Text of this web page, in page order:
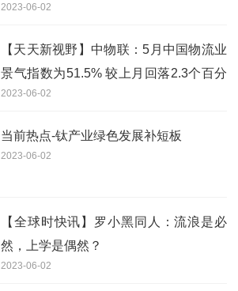
2023-06-02
【天天新视野】中物联：5月中国物流业
景气指数为51.5% 较上月回落2.3个百分
点
2023-06-02
当前热点-钛产业绿色发展补短板
2023-06-02
【全球时快讯】罗小黑同人：流浪是必
然，上学是偶然？
2023-06-02